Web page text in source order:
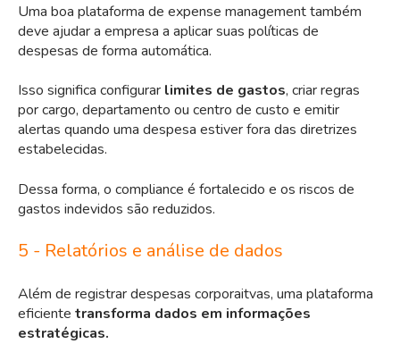
Uma boa plataforma de expense management também
deve ajudar a empresa a aplicar suas políticas de
despesas de forma automática.
Isso significa configurar limites de gastos, criar regras
por cargo, departamento ou centro de custo e emitir
alertas quando uma despesa estiver fora das diretrizes
estabelecidas.
Dessa forma, o compliance é fortalecido e os riscos de
gastos indevidos são reduzidos.
5 - Relatórios e análise de dados
Além de registrar despesas corporaitvas, uma plataforma
eficiente transforma dados em informações
estratégicas.